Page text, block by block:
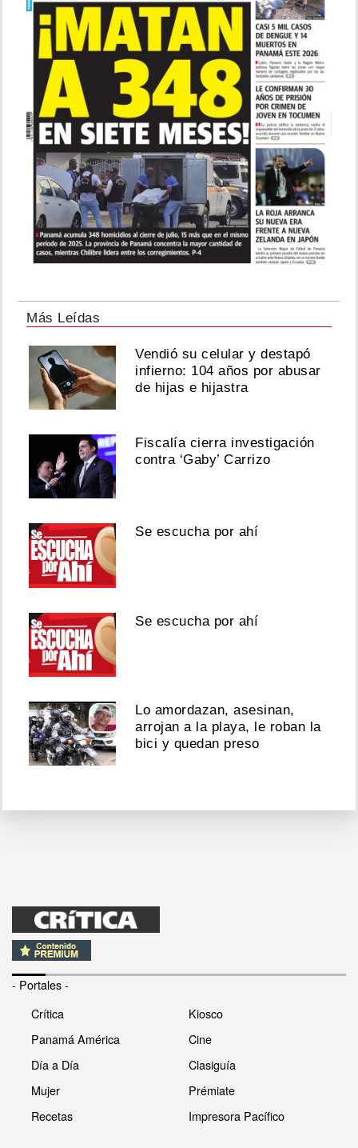
Más Leídas
Vendió su celular y destapó
infierno: 104 años por abusar
de hijas e hijastra
Fiscalía cierra investigación
contra ‘Gaby’ Carrizo
Se escucha por ahí
Se escucha por ahí
Lo amordazan, asesinan,
arrojan a la playa, le roban la
bici y quedan preso
- Portales -
Crítica
Panamá América
Día a Día
Mujer
Recetas
Kiosco
Cine
Clasiguía
Prémiate
Impresora Pacífico